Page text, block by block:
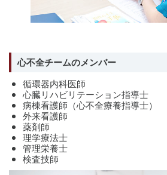
心不全チームのメンバー
循環器内科医師
心臓リハビリテーション指導士
病棟看護師（心不全療養指導士）
外来看護師
薬剤師
理学療法士
管理栄養士
検査技師